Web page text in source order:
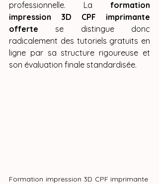
professionnelle. La formation
impression 3D CPF imprimante
offerte se distingue donc
radicalement des tutoriels gratuits en
ligne par sa structure rigoureuse et
son évaluation finale standardisée.
Formation impression 3D CPF imprimante